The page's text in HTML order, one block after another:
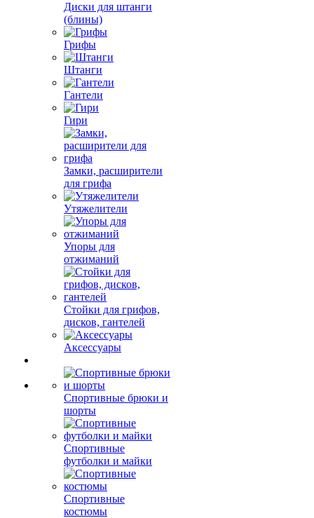
Диски для штанги
(блины)
Грифы
Штанги
Гантели
Гири
Замки, расширители
для грифа
Утяжелители
Упоры для
отжиманий
Стойки для грифов,
дисков, гантелей
Аксессуары
Спортивные брюки и
шорты
Спортивные
футболки и майки
Спортивные
костюмы